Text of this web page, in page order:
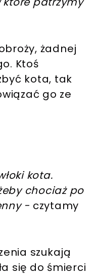
żadnej
Ktoś
kota, tak
go ze
kota.
chociaż po
- czytamy
szukają
się do śmierci